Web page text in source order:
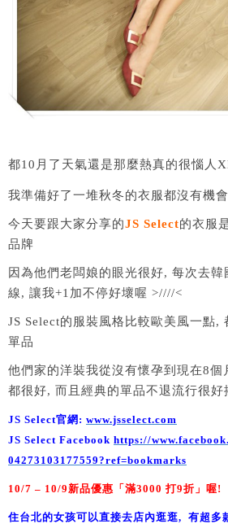
都10月了天氣還是那麼熱真的很惱人
我準備好了一堆秋冬的衣服都沒有機
今天要跟大家分享的JS Select的衣服
品牌
因為他們老闆娘的眼光很好, 每次去
線, 讓我+1加不停好壞喔 >////<
JS Select的服裝風格比較歐美風一點,
單品
他們家的洋裝我從沒有懷孕到現在8個
都很好, 而且經典的單品不退流行很好
JS Select官網: www.jsselect.com
JS Select Facebook https://
04273103177559?ref=bookmarks
10/7 – 10/9新品優惠「滿3000 打9折」喔!
住台北的女孩可以直接去店內逛逛, 有超多